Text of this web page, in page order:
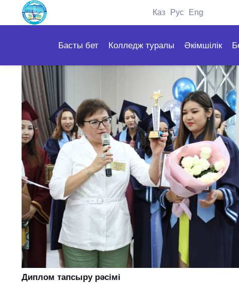
Каз Рус Eng
Басты бет Колледж туралы Әкімшілік
Диплом тапсыру рәсімі